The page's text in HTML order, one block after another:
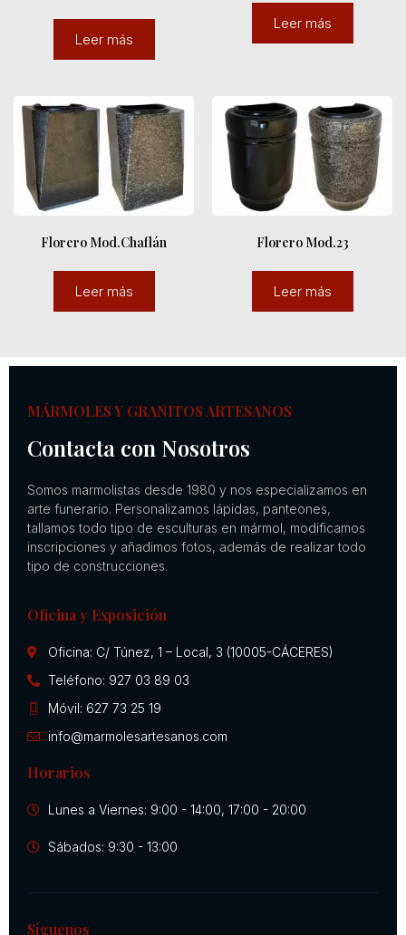
Leer más
Leer más
Florero Mod.Chaflán
Leer más
Florero Mod.23
Leer más
MÁRMOLES Y GRANITOS ARTESANOS
Contacta con Nosotros
Somos marmolistas desde 1980 y nos especializamos en
arte funerario. Personalizamos lápidas, panteones,
tallamos todo tipo de esculturas en mármol, modificamos
inscripciones y añadimos fotos, además de realizar todo
tipo de construcciones.
Oficina y Exposición
Oficina: C/ Túnez, 1 – Local, 3 (10005-CÁCERES)
Teléfono: 927 03 89 03
Móvil: 627 73 25 19
info@marmolesartesanos.com
Horarios
Lunes a Viernes: 9:00 - 14:00, 17:00 - 20:00
Sábados: 9:30 - 13:00
Síguenos